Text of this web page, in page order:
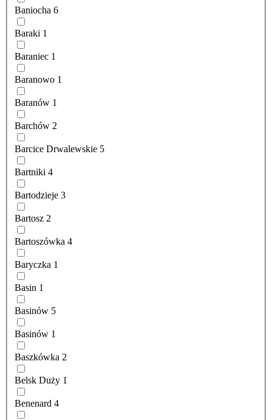
Baniocha 6
Baraki 1
Baraniec 1
Baranowo 1
Baranów 1
Barchów 2
Barcice Drwalewskie 5
Bartniki 4
Bartodzieje 3
Bartosz 2
Bartoszówka 4
Baryczka 1
Basin 1
Basinów 5
Basinów 1
Baszkówka 2
Belsk Duży 1
Benenard 4